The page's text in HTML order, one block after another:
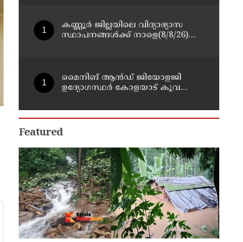
കണ്ണൂർ ജില്ലയിലെ വിദ്യാഭ്യാസ
സ്ഥാപനങ്ങള്‍ക്ക് നാളെ(8/8/26)
മൈനിങ് ആൻഡ്​ ജിയോളജി
ഉദ്യോഗസ്ഥർ കോളയാട് കൂവ
Featured